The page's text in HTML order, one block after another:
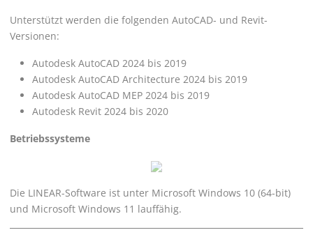
Unterstützt werden die folgenden AutoCAD- und Revit-
Versionen:
Autodesk AutoCAD 2024 bis 2019
Autodesk AutoCAD Architecture 2024 bis 2019
Autodesk AutoCAD MEP 2024 bis 2019
Autodesk Revit 2024 bis 2020
Betriebssysteme
Die LINEAR-Software ist unter Microsoft Windows 10 (64-bit)
und Microsoft Windows 11 lauffähig.